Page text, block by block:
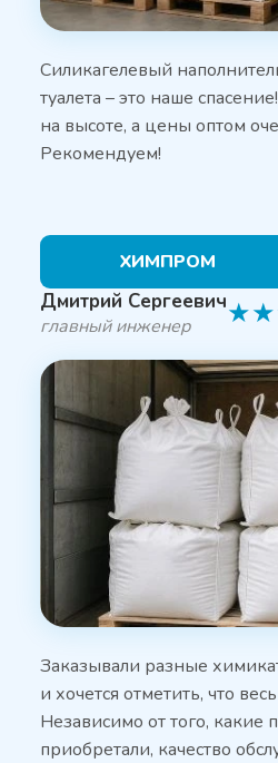
Силикагелевый
туалета – это наше
на высоте, а цены оптом
Рекомендуем!
ХИМПРОМ
Дмитрий Сергеевич
главный инженер ★★
Заказывали разные
и хочется отметить, что
Независимо от того, какие
приобретали, качество